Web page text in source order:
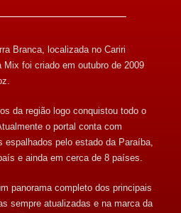
Branca, localizada no Cariri
Mix foi criado em outubro de 2009
da região logo conquistou todo o
o portal conta com
espalhados pelo estado da Paraíba,
e ainda em cerca de 8 países.
panorama completo dos principais
sempre atualizadas e na marca da